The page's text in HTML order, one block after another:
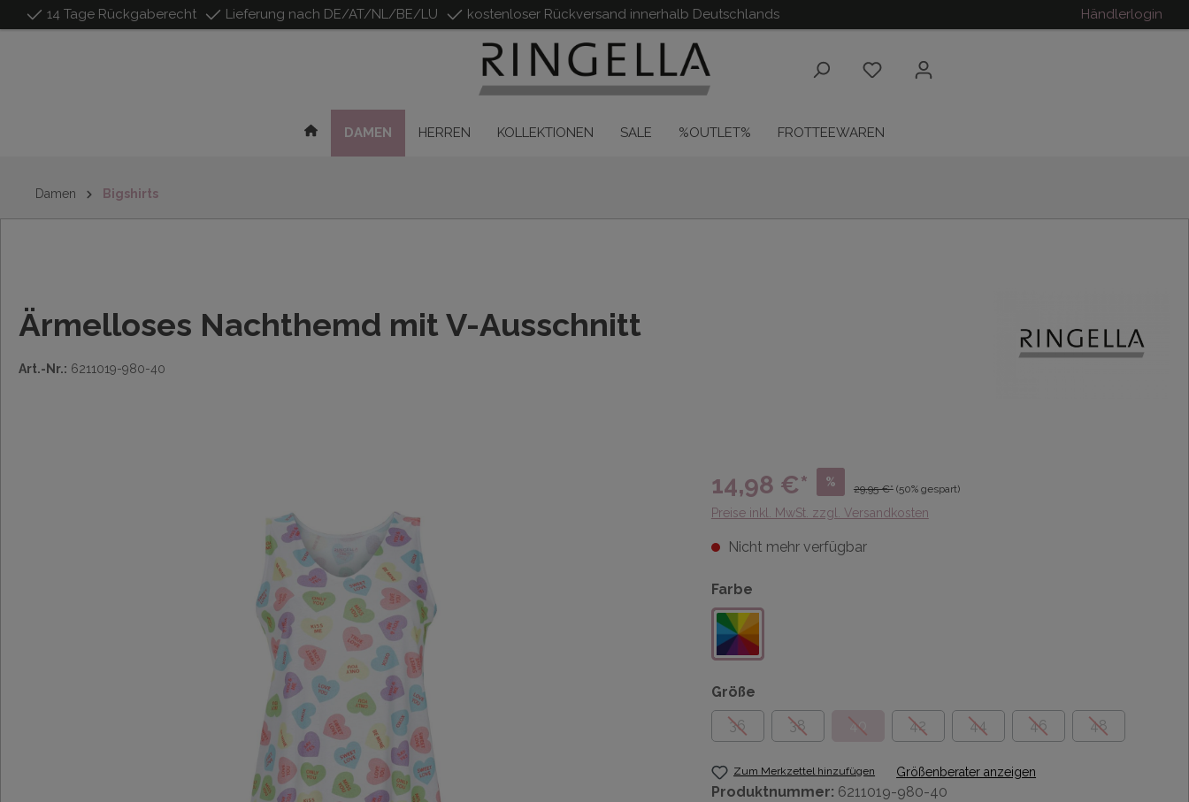
springen
14 Tage Rückgaberecht Lieferung nach DE/AT/NL/BE/LU kostenloser Rückversand innerhalb Deutschlands Händlerlogin
DAMEN HERREN KOLLEKTIONEN SALE %OUTLET% FROTTEEWAREN
Damen Bigshirts
Ärmelloses Nachthemd mit V-Ausschnitt
Art.-Nr.: 6211019-980-40
14,98 €* %
29,95 €* (50% gespart)
Preise inkl. MwSt. zzgl. Versandkosten
Nicht mehr verfügbar
Farbe
Größe
36
38 40 42 44 46 48
Zum Merkzettel hinzufügen Größenberater anzeigen
Produktnummer: 6211019-980-40